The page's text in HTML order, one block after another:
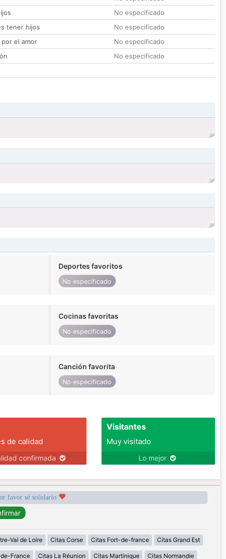
No especificado
tener hijos
No especificado
el amor
No especificado
No especificado
Deportes favoritos
No especificado
Cocinas favoritas
No especificado
Canción favorita
No especificado
de calidad
confirmada
Visitantes
Muy visitado
Lo mejor
favor sé solidario
Val de Loire Citas Corse Citas Fort-de-france Citas Grand Est
France Citas La Réunion Citas Martinique Citas Normandie